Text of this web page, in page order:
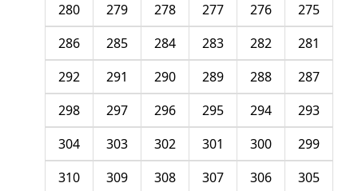
275
276
277
278
279
280
281
282
283
284
285
286
287
288
289
290
291
292
293
294
295
296
297
298
299
300
301
302
303
304
305
306
307
308
309
310